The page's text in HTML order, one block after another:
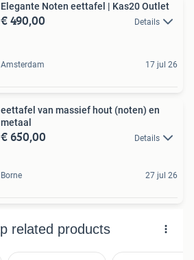
Elegante Noten eettafel | Kas20 Outlet
€ 490,00 Details
Amsterdam 17 jul 26
eettafel van massief hout (noten) en
metaal
€ 650,00 Details
Borne 27 jul 26